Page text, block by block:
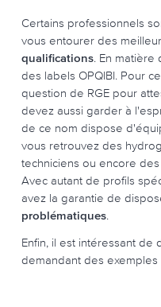
Certains professionnels
vous entourer des
qualifications. En matière
des labels OPQIBI. Pour
question de RGE pour
devez aussi garder à
de ce nom dispose
vous retrouvez des
techniciens ou encore
Avec autant de profils
avez la garantie de
problématiques.
Enfin, il est intéressant
demandant des